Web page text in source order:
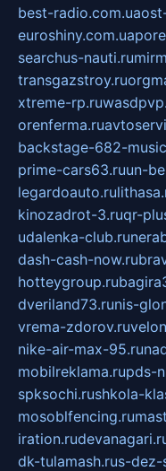
best-radio.com.ua
euroshiny.com.ua
searchus-nauti.ru
transgazstroy.ru
xtreme-rp.ru
orenferma.ru
backstage-682-
prime-cars63.ruun-
legardoauto.ru
kinozadrot-3.ruqr-
udalenka-club.ru
dash-cash-now.ru
hotteygroup.ru
dveriland73.runis-
vrema-zdorov.ru
nike-air-max-95.ru
mobilreklama.rupds-
spksochi.rushkola-
mosoblfencing.ru
iration.ru
dk-tulamash.rus-dez-